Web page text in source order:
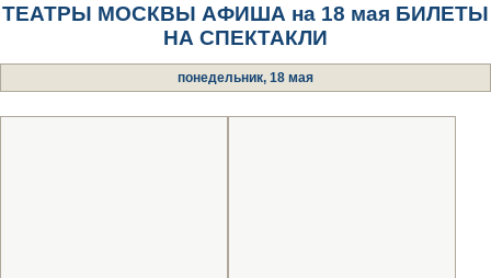
ТЕАТРЫ МОСКВЫ АФИША на 18 мая БИЛЕТЫ
НА СПЕКТАКЛИ
понедельник, 18 мая